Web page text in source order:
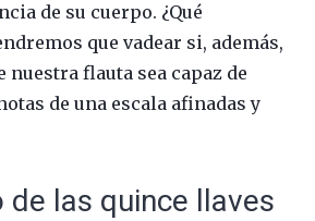
de su cuerpo. ¿Qué
que vadear si, además,
nuestra flauta sea capaz de
de una escala afinadas y
de las quince llaves